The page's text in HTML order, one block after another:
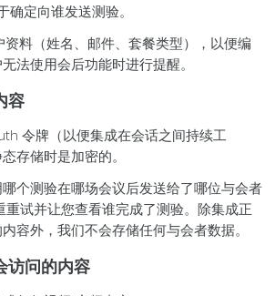
定向谁发送测验。
料（姓名、邮件、套餐类型），以便编
法使用会后功能时进行提醒。
容
令牌（以便集成在会话之间持续工
存储时是加密的。
个测验在哪场会议后发送给了哪位与会者
试并让您查看谁完成了测验。除集成正
容外，我们不会存储任何与会者数据。
访问的内容